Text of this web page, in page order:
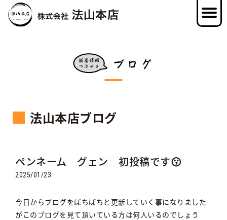
法山本店ブログ
ペンネーム グェン 初投稿です😗
2025/01/23
今日からブログをぼちぼちと更新していく事になりました
がこのブログを見て頂いている方は何人いるのでしょう